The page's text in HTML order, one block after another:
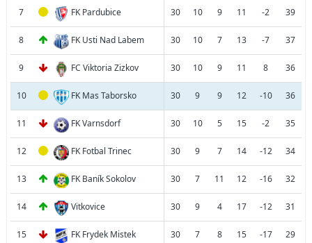
7 FK Pardubice 30 10 9 11 -2 39
8 FK Usti Nad Labem 30 10 7 13 -7 37
9 FC Viktoria Zizkov 30 10 9 11 8 36
10 FK Mas Taborsko 30 9 9 12 -10 36
11 FK Varnsdorf 30 10 5 15 -2 35
12 FK Fotbal Trinec 30 9 7 14 -12 34
13 FK Baník Sokolov 30 7 11 12 -16 32
14 Vitkovice 30 9 4 17 -12 31
15 FK Frydek Mistek 30 7 8 15 -17 29